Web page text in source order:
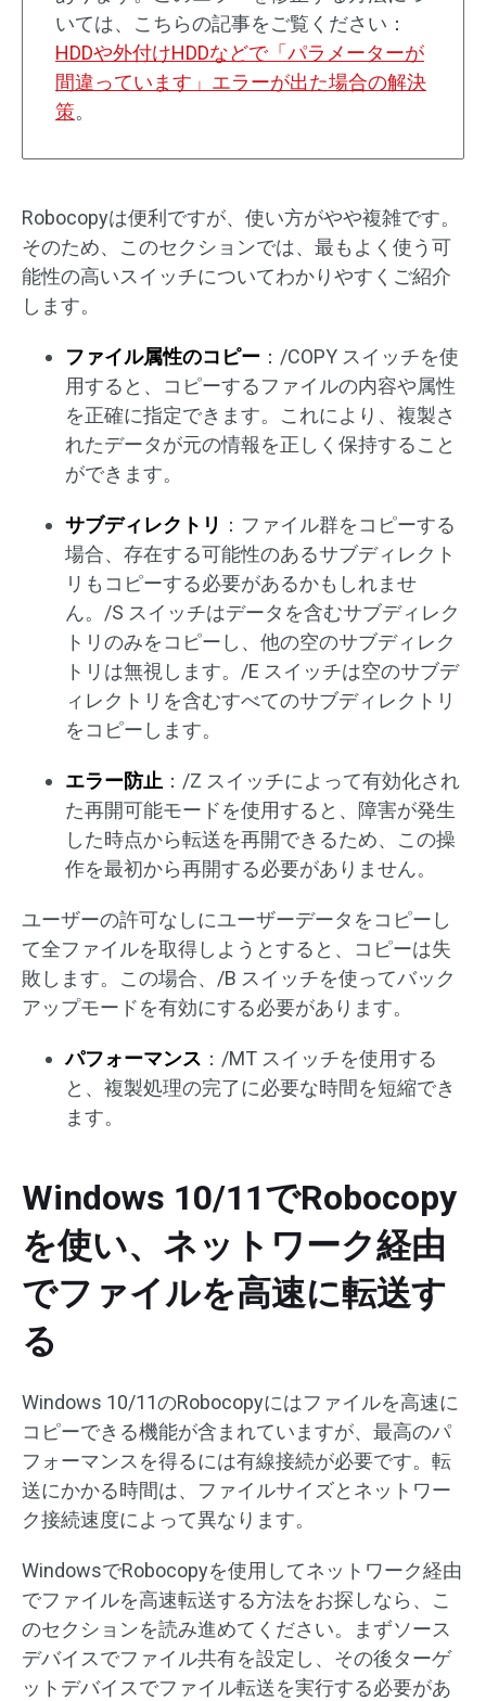
いては、こちらの記事をご覧ください：
HDDや外付けHDDなどで「パラメーターが
間違っています」エラーが出た場合の解決
策。
Robocopyは便利ですが、使い方がやや複雑です。
そのため、このセクションでは、最もよく使う可
能性の高いスイッチについてわかりやすくご紹介
します。
ファイル属性のコピー ：/COPY スイッチを使
用すると、コピーするファイルの内容や属性
を正確に指定できます。これにより、複製さ
れたデータが元の情報を正しく保持すること
ができます。
サブディレクトリ ：ファイル群をコピーする
場合、存在する可能性のあるサブディレクト
リもコピーする必要があるかもしれませ
ん。/S スイッチはデータを含むサブディレク
トリのみをコピーし、他の空のサブディレク
トリは無視します。/E スイッチは空のサブデ
ィレクトリを含むすべてのサブディレクトリ
をコピーします。
エラー防止 ：/Z スイッチによって有効化され
た再開可能モードを使用すると、障害が発生
した時点から転送を再開できるため、この操
作を最初から再開する必要がありません。
ユーザーの許可なしにユーザーデータをコピーし
て全ファイルを取得しようとすると、コピーは失
敗します。この場合、/B スイッチを使ってバック
アップモードを有効にする必要があります。
パフォーマンス ：/MT スイッチを使用する
と、複製処理の完了に必要な時間を短縮でき
ます。
Windows 10/11でRobocopy
を使い、ネットワーク経由
でファイルを高速に転送す
る
Windows 10/11のRobocopyにはファイルを高速に
コピーできる機能が含まれていますが、最高のパ
フォーマンスを得るには有線接続が必要です。転
送にかかる時間は、ファイルサイズとネットワー
ク接続速度によって異なります。
WindowsでRobocopyを使用してネットワーク経由
でファイルを高速転送する方法をお探しなら、こ
のセクションを読み進めてください。まずソース
デバイスでファイル共有を設定し、その後ターゲ
ットデバイスでファイル転送を実行する必要があ